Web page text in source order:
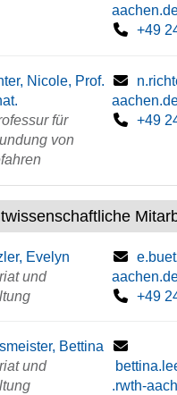
+49
Nicole, Prof.
für
von
+49
Evelyn
und
+49
Bettina
und
.rwth-